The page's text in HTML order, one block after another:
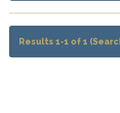
Results 1-1 of 1